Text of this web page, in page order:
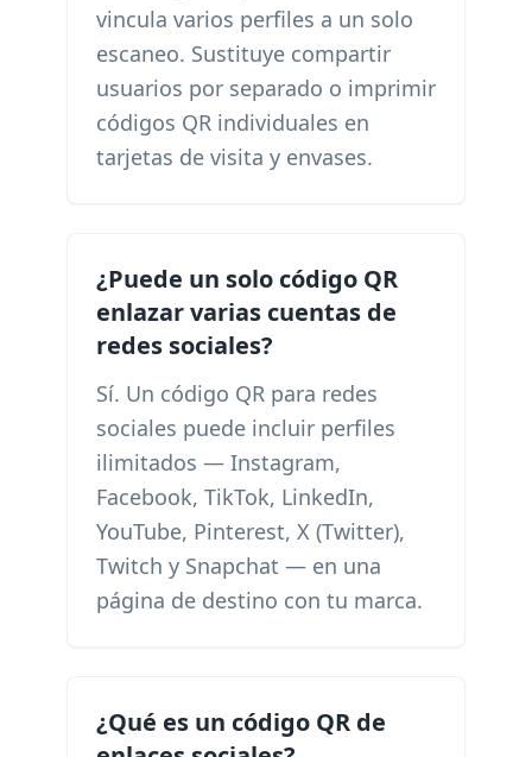
vincula varios perfiles a un solo
escaneo. Sustituye compartir
usuarios por separado o imprimir
códigos QR individuales en
tarjetas de visita y envases.
¿Puede un solo código QR
enlazar varias cuentas de
redes sociales?
Sí. Un código QR para redes
sociales puede incluir perfiles
ilimitados — Instagram,
Facebook, TikTok, LinkedIn,
YouTube, Pinterest, X (Twitter),
Twitch y Snapchat — en una
página de destino con tu marca.
¿Qué es un código QR de